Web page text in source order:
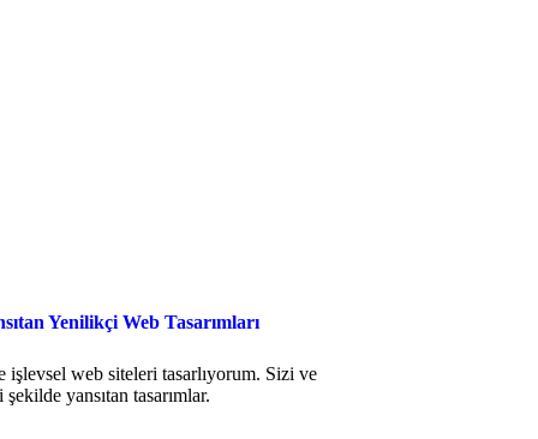
Yenilikçi Web Tasarımları
işlevsel web siteleri tasarlıyorum. Sizi ve
yansıtan tasarımlar.